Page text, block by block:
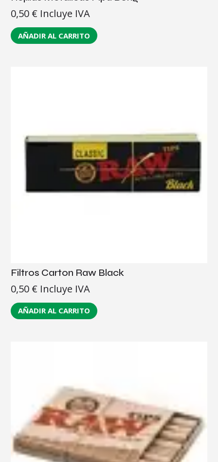
0,50 € Incluye IVA
AÑADIR AL CARRITO
Filtros Carton Raw Black
0,50 € Incluye IVA
AÑADIR AL CARRITO